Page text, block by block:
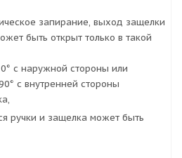
запирание, выход защелки
быть открыт только в такой
с наружной стороны или
с внутренней стороны
ручки и защелка может быть